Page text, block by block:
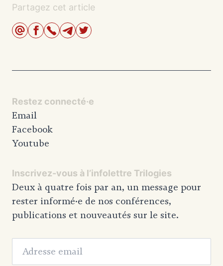
Partagez cet article
Restez connecté·e
Email
Facebook
Youtube
Inscrivez-vous à l’infolettre Trilogies
Deux à quatre fois par an, un message pour
rester informé·e de nos conférences,
publications et nouveautés sur le site.